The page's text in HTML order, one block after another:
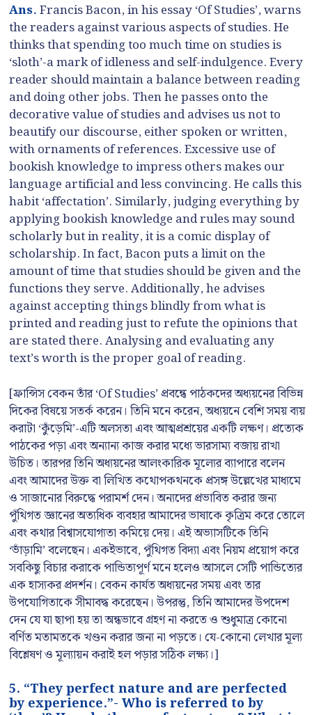
Ans.Francis Bacon, in his essay ‘Of Studies’, warns
the readers against various aspects of studies. He
thinks that spending too much time on studies is
‘sloth’-a mark of idleness and self-indulgence. Every
reader should maintain a balance between reading
and doing other jobs. Then he passes onto the
decorative value of studies and advises us not to
beautify our discourse, either spoken or written,
with ornaments of references. Excessive use of
bookish knowledge to impress others makes our
language artificial and less convincing. He calls this
habit ‘affectation’. Similarly, judging everything by
applying bookish knowledge and rules may sound
scholarly but in reality, it is a comic display of
scholarship. In fact, Bacon puts a limit on the
amount of time that studies should be given and the
functions they serve. Additionally, he advises
against accepting things blindly from what is
printed and reading just to refute the opinions that
are stated there. Analysing and evaluating any
text’s worth is the proper goal of reading.
[ফ্রান্সিস বেকন তাঁর ‘Of Studies’ প্রবন্ধে পাঠকদের অধ্যয়নের বিভিন্ন
দিকের বিষয়ে সতর্ক করেন। তিনি মনে করেন, অধ্যয়নে বেশি সময় ব্যয়
করাটা ‘কুঁড়েমি’-এটি অলসতা এবং আত্মপ্রশ্রয়ের একটি লক্ষণ। প্রত্যেক
পাঠকের পড়া এবং অন্যান্য কাজ করার মধ্যে ভারসাম্য বজায় রাখা
উচিত। তারপর তিনি অধ্যয়নের আলংকারিক মূল্যের ব্যাপারে বলেন
এবং আমাদের উক্ত বা লিখিত কথোপকথনকে প্রসঙ্গ উল্লেখের মাধ্যমে
ও সাজানোর বিরুদ্ধে পরামর্শ দেন। অন্যদের প্রভাবিত করার জন্য
পুঁথিগত জ্ঞানের অত্যধিক ব্যবহার আমাদের ভাষাকে কৃত্রিম করে তোলে
এবং কথার বিশ্বাসযোগ্যতা কমিয়ে দেয়। এই অভ্যাসটিকে তিনি
‘ভাঁড়ামি’ বলেছেন। একইভাবে, পুঁথিগত বিদ্যা এবং নিয়ম প্রয়োগ করে
সবকিছু বিচার করাকে পান্ডিত্যপূর্ণ মনে হলেও আসলে সেটি পান্ডিত্যের
এক হাস্যকর প্রদর্শন। বেকন কার্যত অধ্যয়নের সময় এবং তার
উপযোগিতাকে সীমাবদ্ধ করেছেন। উপরন্তু, তিনি আমাদের উপদেশ
দেন যে যা ছাপা হয় তা অন্ধভাবে গ্রহণ না করতে ও শুধুমাত্র কোনো
বর্ণিত মতামতকে খণ্ডন করার জন্য না পড়তে। যে-কোনো লেখার মূল্য
বিশ্লেষণ ও মূল্যায়ন করাই হল পড়ার সঠিক লক্ষ্য।]
5. “They perfect nature and are perfected
by experience.”- Who is referred to by